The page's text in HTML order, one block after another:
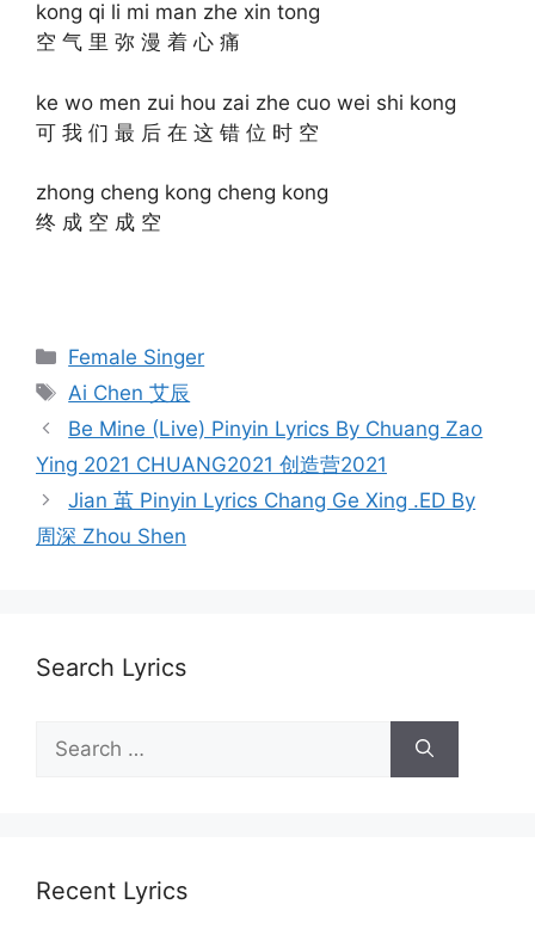
kong qi li mi man zhe xin tong
空 气 里 弥 漫 着 心 痛
ke wo men zui hou zai zhe cuo wei shi kong
可 我 们 最 后 在 这 错 位 时 空
zhong cheng kong cheng kong
终 成 空 成 空
Categories
Female Singer
Tags
Ai Chen 艾辰
Post
navigation
Be Mine (Live) Pinyin Lyrics By Chuang Zao
Ying 2021 CHUANG2021 创造营2021
Jian 茧 Pinyin Lyrics Chang Ge Xing .ED By
周深 Zhou Shen
Search Lyrics
for:
Recent Lyrics